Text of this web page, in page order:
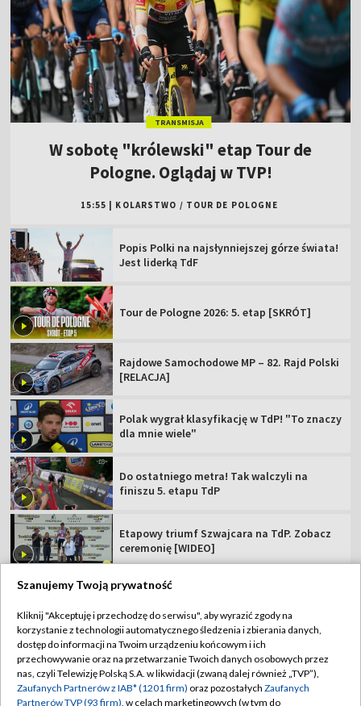
TRANSMISJA
W sobotę "królewski" etap Tour de
Pologne. Oglądaj w TVP!
15:55 KOLARSTWO / TOUR DE POLOGNE
Popis Polki na najsłynniejszej górze świata!
Jest liderką TdF
Tour de Pologne 2026: 5. etap [SKRÓT]
Rajdowe Samochodowe MP – 82. Rajd Polski
[RELACJA]
Polak wygrał klasyfikację w TdP! "To znaczy
dla mnie wiele"
Do ostatniego metra! Tak walczyli na
finiszu 5. etapu TdP
Etapowy triumf Szwajcara na TdP. Zobacz
ceremonię [WIDEO]
TVP
Abonament TVP
Sklep TVP
Regulamin TVP
Polityka prywatności
Szanujemy Twoją prywatność
Kliknij "Akceptuję i przechodzę do serwisu", aby wyrazić zgody na
korzystanie z technologii automatycznego śledzenia i zbierania danych,
dostęp do informacji na Twoim urządzeniu końcowym i ich
przechowywanie oraz na przetwarzanie Twoich danych osobowych przez
nas, czyli Telewizję Polską S.A. w likwidacji (zwaną dalej również „TVP”),
Zaufanych Partnerów z IAB* (1201 firm) oraz pozostałych Zaufanych
Partnerów TVP (93 firm), w celach marketingowych (w tym do